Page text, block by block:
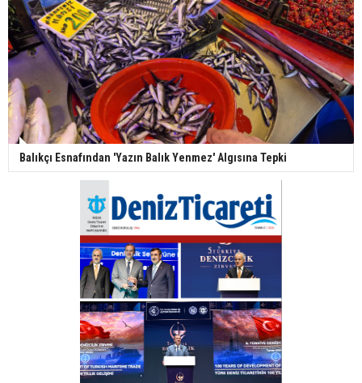
Balıkçı Esnafından 'Yazın Balık Yenmez' Algısına Tepki